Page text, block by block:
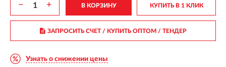
− + В КОРЗИНУ КУПИТЬ В 1 КЛИК
ЗАПРОСИТЬ СЧЕТ / КУПИТЬ ОПТОМ/ ТЕНДЕР
Узнать о снижении цены